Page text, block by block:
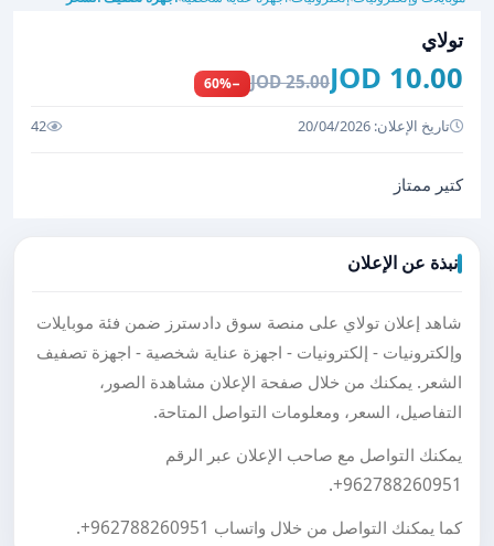
تولاي
10.00 JOD
25.00 JOD
−60%
تاريخ الإعلان: 20/04/2026 42
كتير ممتاز
نبذة عن الإعلان
شاهد إعلان تولاي على منصة سوق دادسترز ضمن فئة موبايلات
وإلكترونيات - إلكترونيات - اجهزة عناية شخصية - اجهزة تصفيف
الشعر. يمكنك من خلال صفحة الإعلان مشاهدة الصور،
التفاصيل، السعر، ومعلومات التواصل المتاحة.
يمكنك التواصل مع صاحب الإعلان عبر الرقم
+962788260951
.
كما يمكنك التواصل من خلال واتساب +962788260951
.